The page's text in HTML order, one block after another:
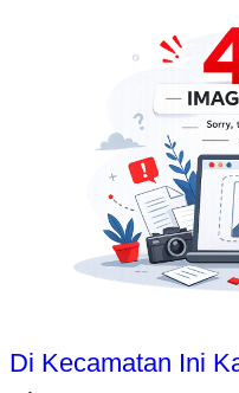
Di Kecamatan Ini